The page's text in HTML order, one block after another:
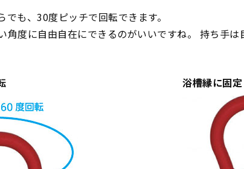
でも、30度ピッチで回転できます。
角度に自由自在にできるのがいいですね。 持ち手
浴槽縁に固